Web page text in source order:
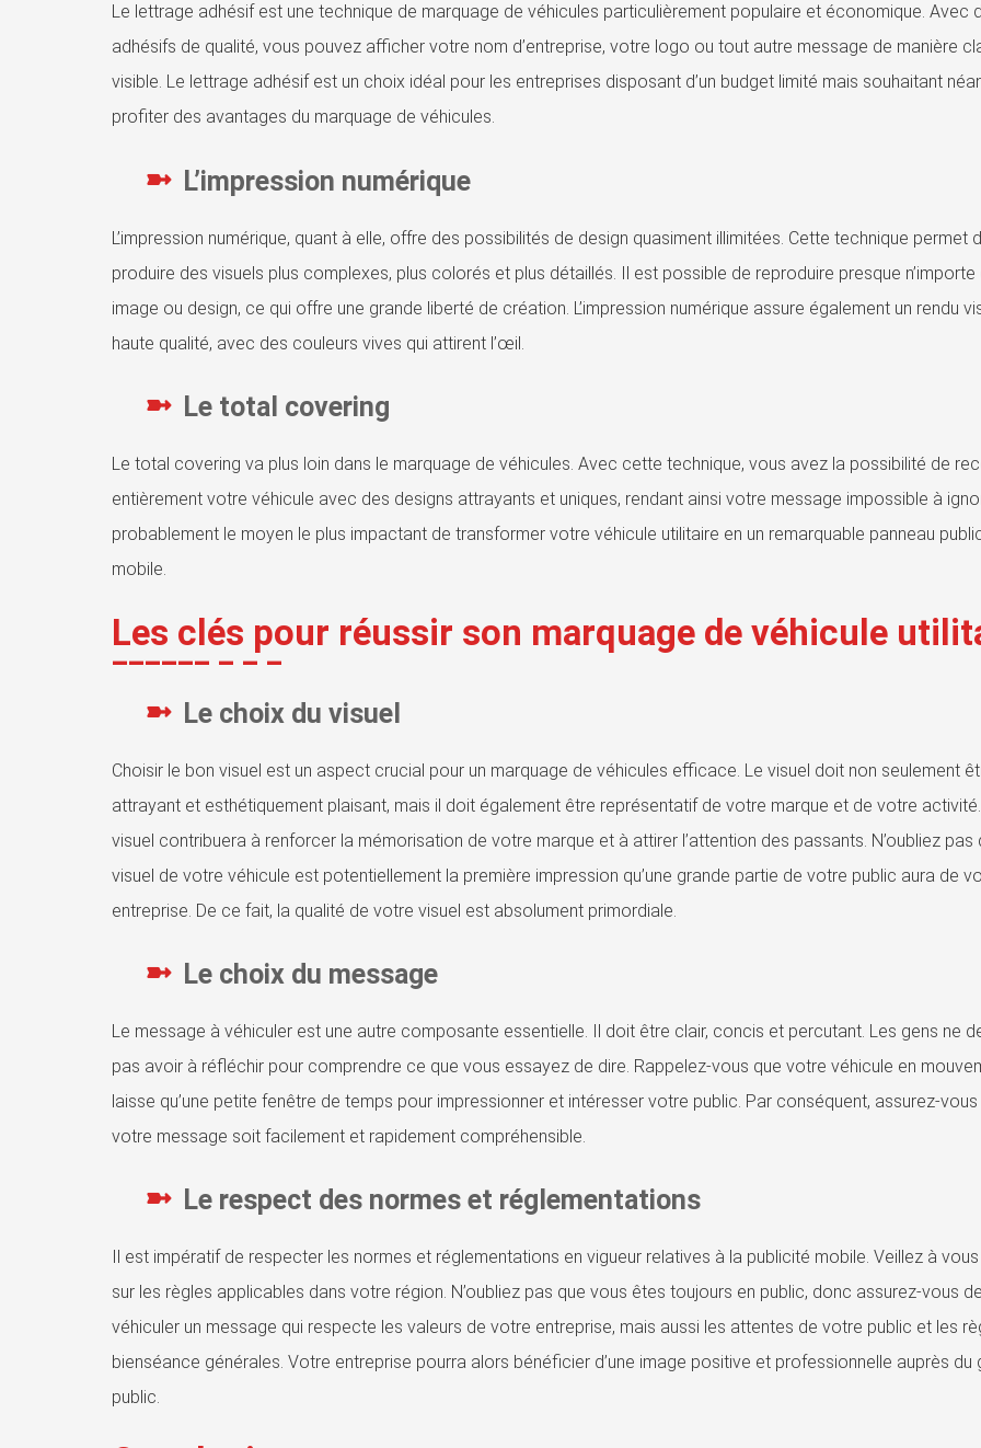
Le lettrage adhésif est une technique de marquage de véhicules particulièrement populaire et économique. Avec
adhésifs de qualité, vous pouvez afficher votre nom d’entreprise, votre logo ou tout autre message de manière
visible. Le lettrage adhésif est un choix idéal pour les entreprises disposant d’un budget limité mais souhaitant
profiter des avantages du marquage de véhicules.
L’impression numérique
L’impression numérique, quant à elle, offre des possibilités de design quasiment illimitées. Cette technique permet
produire des visuels plus complexes, plus colorés et plus détaillés. Il est possible de reproduire presque n’importe
image ou design, ce qui offre une grande liberté de création. L’impression numérique assure également un rendu
haute qualité, avec des couleurs vives qui attirent l’œil.
Le total covering
Le total covering va plus loin dans le marquage de véhicules. Avec cette technique, vous avez la possibilité de
entièrement votre véhicule avec des designs attrayants et uniques, rendant ainsi votre message impossible à
probablement le moyen le plus impactant de transformer votre véhicule utilitaire en un remarquable panneau
mobile.
Les clés pour réussir son marquage de véhicule
Le choix du visuel
Choisir le bon visuel est un aspect crucial pour un marquage de véhicules efficace. Le visuel doit non seulement
attrayant et esthétiquement plaisant, mais il doit également être représentatif de votre marque et de votre
visuel contribuera à renforcer la mémorisation de votre marque et à attirer l’attention des passants. N’oubliez pas
visuel de votre véhicule est potentiellement la première impression qu’une grande partie de votre public aura de
entreprise. De ce fait, la qualité de votre visuel est absolument primordiale.
Le choix du message
Le message à véhiculer est une autre composante essentielle. Il doit être clair, concis et percutant. Les gens ne
pas avoir à réfléchir pour comprendre ce que vous essayez de dire. Rappelez-vous que votre véhicule en
laisse qu’une petite fenêtre de temps pour impressionner et intéresser votre public. Par conséquent, assurez-vous
votre message soit facilement et rapidement compréhensible.
Le respect des normes et réglementations
Il est impératif de respecter les normes et réglementations en vigueur relatives à la publicité mobile. Veillez à
sur les règles applicables dans votre région. N’oubliez pas que vous êtes toujours en public, donc assurez-vous de
véhiculer un message qui respecte les valeurs de votre entreprise, mais aussi les attentes de votre public et les
bienséance générales. Votre entreprise pourra alors bénéficier d’une image positive et professionnelle auprès du
public.